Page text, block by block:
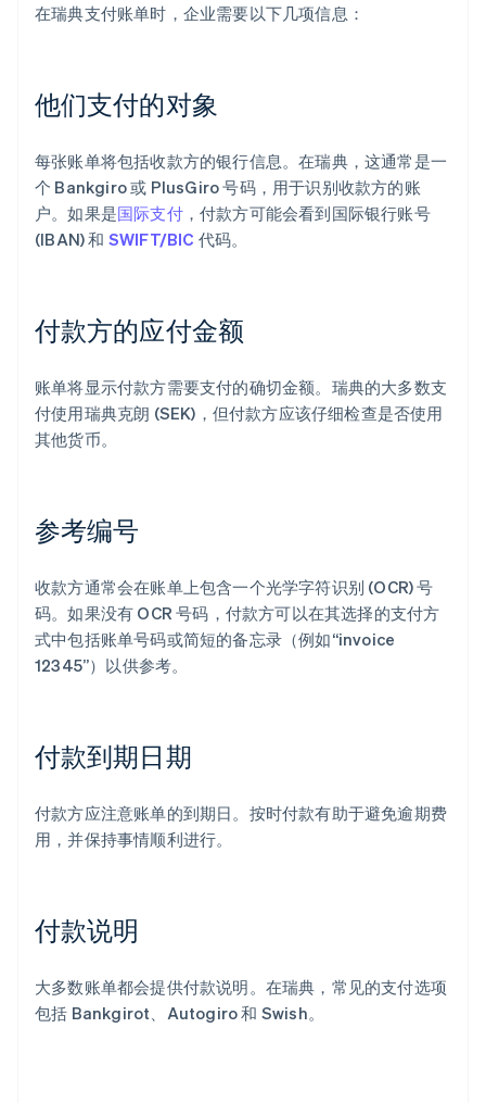
在瑞典支付账单时，企业需要以下几项信息：
他们支付的对象
每张账单将包括收款方的银行信息。在瑞典，这通常是一
个 Bankgiro 或 PlusGiro 号码，用于识别收款方的账
户。如果是国际支付，付款方可能会看到国际银行账号
(IBAN) 和 SWIFT/BIC 代码。
付款方的应付金额
账单将显示付款方需要支付的确切金额。瑞典的大多数支
付使用瑞典克朗 (SEK)，但付款方应该仔细检查是否使用
其他货币。
参考编号
收款方通常会在账单上包含一个光学字符识别 (OCR) 号
码。如果没有 OCR 号码，付款方可以在其选择的支付方
式中包括账单号码或简短的备忘录（例如“invoice
12345”）以供参考。
付款到期日期
付款方应注意账单的到期日。按时付款有助于避免逾期费
用，并保持事情顺利进行。
付款说明
大多数账单都会提供付款说明。在瑞典，常见的支付选项
包括 Bankgirot、Autogiro 和 Swish。